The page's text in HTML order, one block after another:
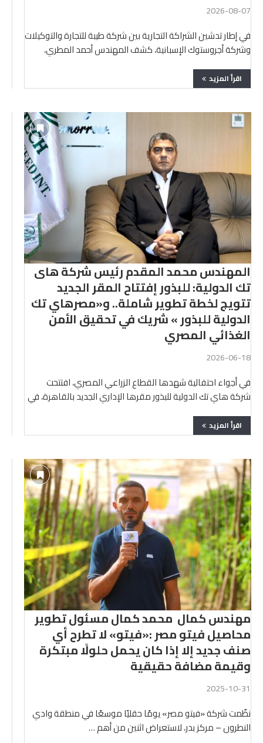
2026-08-07
في إطار تدشين الشراكة التجارية بين شركة طيبة للتجارة والتوكيلات
وشركة أجروستوك الإسبانية، كشف المهندس أحمد المطري،
اقرأ المزيد
المهندس محمد المقدم رئيس شركة هاى
تك الدولية: للبذور إفتتاح المقر الجديد
تتويج لخطة تطوير شاملة.. و«مصرهاي تك
الدولية للبذور » شريك في تحقيق الأمن
الغذائي المصري
2026-06-18
في أجواء احتفالية شهدها القطاع الزراعي المصري، افتتحت
شركة هاي تك الدولية للبذور مقرها الإداري الجديد بالقاهرة، في
اقرأ المزيد
مهندس كمال محمد كمال مسئول تطوير
محاصيل فيتو مصر :«فيتو» لا تطرح أي
صنف جديد إلا إذا كان يحمل حلولًا مبتكرة
وقيمة مضافة حقيقية
2025-10-31
نظّمت شركة «فيتو مصر» يومًا حقليًا موسعًا في منطقة وادي
النطرون – مركز بدر، لاستعراض اثنين من أهم …